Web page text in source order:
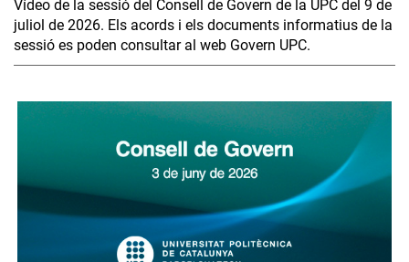
Vídeo de la sessió del Consell de Govern de la UPC del 9 de
juliol de 2026. Els acords i els documents informatius de la
sessió es poden consultar al web Govern UPC.